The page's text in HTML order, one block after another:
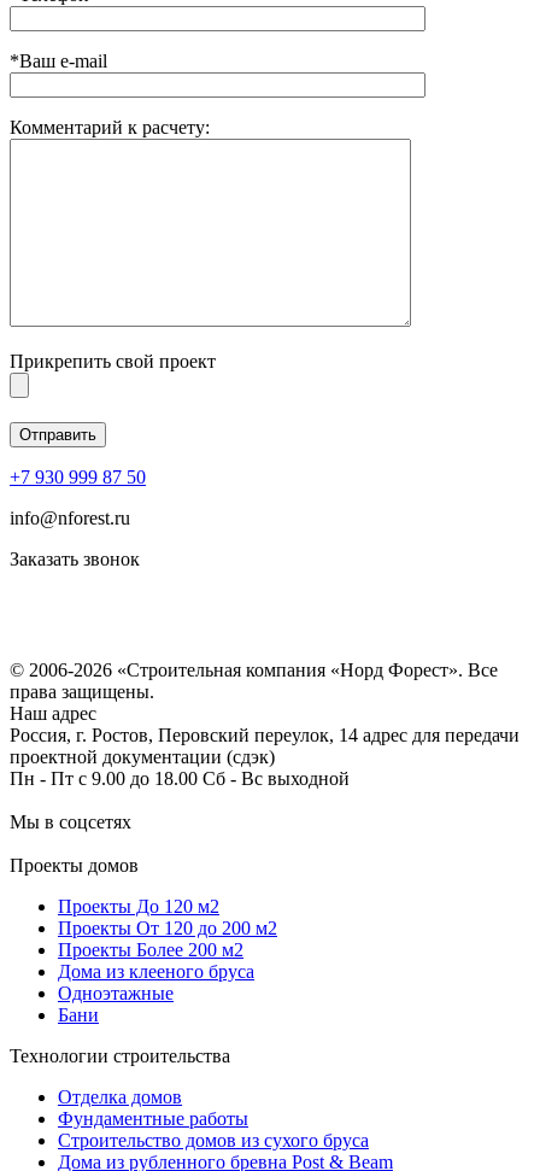
*Ваш e-mail
Комментарий к расчету:
Прикрепить свой проект
+7 930 999 87 50
info@nforest.ru
Заказать звонок
© 2006-2026 «Строительная компания «Норд Форест». Все
права защищены.
Наш адрес
Россия, г. Ростов, Перовский переулок, 14 адрес для передачи
проектной документации (сдэк)
Пн - Пт с 9.00 до 18.00 Сб - Вс выходной
Мы в соцсетях
Проекты домов
Проекты До 120 м2
Проекты От 120 до 200 м2
Проекты Более 200 м2
Дома из клееного бруса
Одноэтажные
Бани
Технологии строительства
Отделка домов
Фундаментные работы
Строительство домов из сухого бруса
Дома из рубленного бревна Post & Beam